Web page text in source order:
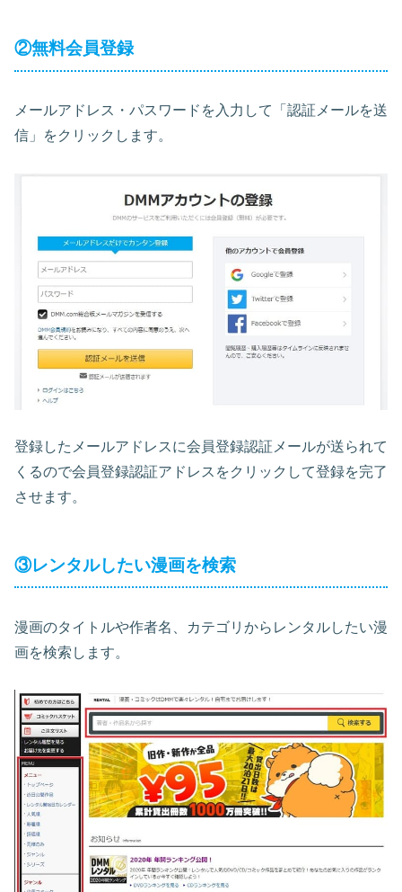
②無料会員登録
メールアドレス・パスワードを入力して「認証メールを送
信」をクリックします。
登録したメールアドレスに会員登録認証メールが送られて
くるので会員登録認証アドレスをクリックして登録を完了
させます。
③レンタルしたい漫画を検索
漫画のタイトルや作者名、カテゴリからレンタルしたい漫
画を検索します。